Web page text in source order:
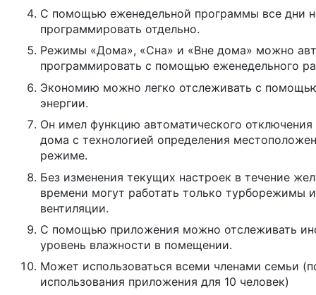
С помощью еженедельной программы все дни
программировать отдельно.
Режимы «Дома», «Сна» и «Вне дома» можно
программировать с помощью еженедельного
Экономию можно легко отслеживать с
энергии.
Он имел функцию автоматического
дома с технологией определения
режиме.
Без изменения текущих настроек в течение
времени могут работать только турборежимы
вентиляции.
С помощью приложения можно отслеживать
уровень влажности в помещении.
Может использоваться всеми членами семьи
использования приложения для 10 человек)